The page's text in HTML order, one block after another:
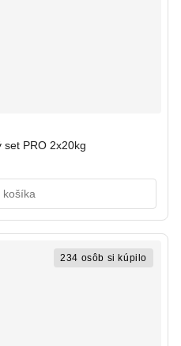
PRO 2x20kg
košíka
234 osôb si kúpilo